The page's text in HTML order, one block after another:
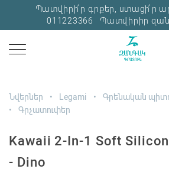
Պատվիրի՛ր գրքեր, ստացի՛ր
011223366
Պատվիրիր
Նվերներ Legami
Գրենական
Գրչատուփեր
Kawaii 2-In-1 Soft
- Dino